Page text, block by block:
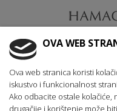
Krajnji primatelj
Europskog fonda za
programa
OVA WEB
Ova web stranica koristi
iskustvo i funkcionalnost
Ako odbacite ostale
drugačije i korištenje može